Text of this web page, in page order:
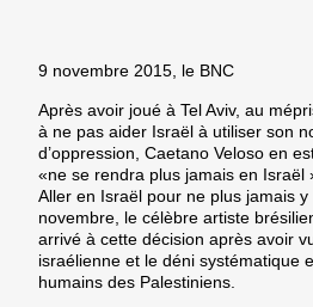
9 novembre 2015, le BNC
Après avoir joué à Tel Aviv, au
à ne pas aider Israël à utiliser son
d’oppression, Caetano Veloso en
«ne se rendra plus jamais en Israël
Aller en Israël pour ne plus jamais
novembre, le célèbre artiste
arrivé à cette décision après avoir
israélienne et le déni systématique
humains des Palestiniens.